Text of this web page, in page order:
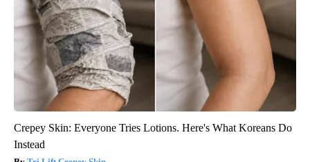
Crepey Skin: Everyone Tries Lotions. Here's What Koreans Do
Instead